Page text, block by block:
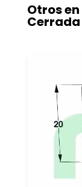
Otros en
Cerrada